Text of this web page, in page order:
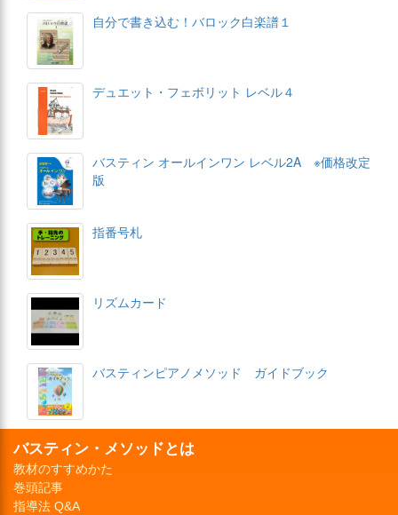
自分で書き込む！バロック白楽譜１
デュエット・フェボリット レベル４
バスティン オールインワン レベル2A ※価格改定
版
指番号札
リズムカード
バスティンピアノメソッド ガイドブック
バスティン・メソッドとは
教材のすすめかた
巻頭記事
指導法 Q&A